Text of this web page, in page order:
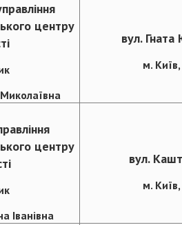
центру
вул.
м.
центру
Іванівна
вул.
м.